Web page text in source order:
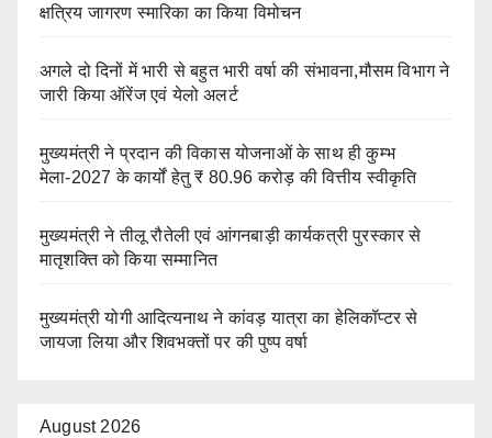
क्षत्रिय जागरण स्मारिका का किया विमोचन
अगले दो दिनों में भारी से बहुत भारी वर्षा की संभावना,मौसम विभाग ने
जारी किया ऑरेंज एवं येलो अलर्ट
मुख्यमंत्री ने प्रदान की विकास योजनाओं के साथ ही कुम्भ
मेला-2027 के कार्यों हेतु ₹ 80.96 करोड़ की वित्तीय स्वीकृति
मुख्यमंत्री ने तीलू रौतेली एवं आंगनबाड़ी कार्यकत्री पुरस्कार से
मातृशक्ति को किया सम्मानित
मुख्यमंत्री योगी आदित्यनाथ ने कांवड़ यात्रा का हेलिकॉप्टर से
जायजा लिया और शिवभक्तों पर की पुष्प वर्षा
August 2026